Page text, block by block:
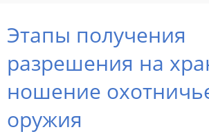
Этапы получения
разрешения на
ношение
оружия